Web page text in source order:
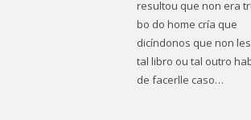
resultou que non era
bo do home cría que
dicíndonos que non
tal libro ou tal outro
de facerlle caso…